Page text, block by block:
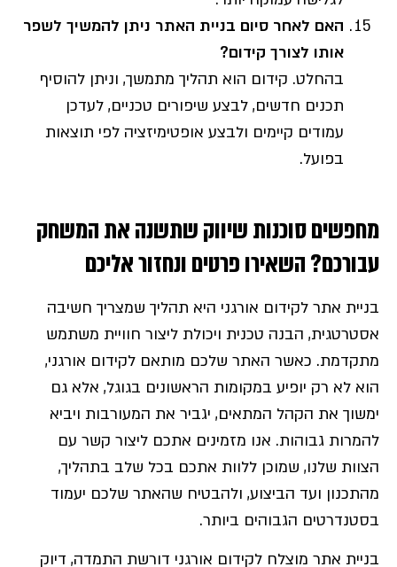
האם לאחר סיום בניית האתר ניתן להמשיך לשפר
אותו לצורך קידום?
בהחלט. קידום הוא תהליך מתמשך, וניתן להוסיף
תכנים חדשים, לבצע שיפורים טכניים, לעדכן
עמודים קיימים ולבצע אופטימיזציה לפי תוצאות
בפועל.
מחפשים סוכנות שיווק שתשנה את המשחק
עבורכם? השאירו פרטים ונחזור אליכם
בניית אתר לקידום אורגני היא תהליך שמצריך חשיבה
אסטרטגית, הבנה טכנית ויכולת ליצור חוויית משתמש
מתקדמת. כאשר האתר שלכם מותאם לקידום אורגני,
הוא לא רק יופיע במקומות הראשונים בגוגל, אלא גם
ימשוך את הקהל המתאים, יגביר את המעורבות ויביא
להמרות גבוהות. אנו מזמינים אתכם ליצור קשר עם
הצוות שלנו, שמוכן ללוות אתכם בכל שלב בתהליך,
מהתכנון ועד הביצוע, ולהבטיח שהאתר שלכם יעמוד
בסטנדרטים הגבוהים ביותר.
בניית אתר מוצלח לקידום אורגני דורשת התמדה, דיוק